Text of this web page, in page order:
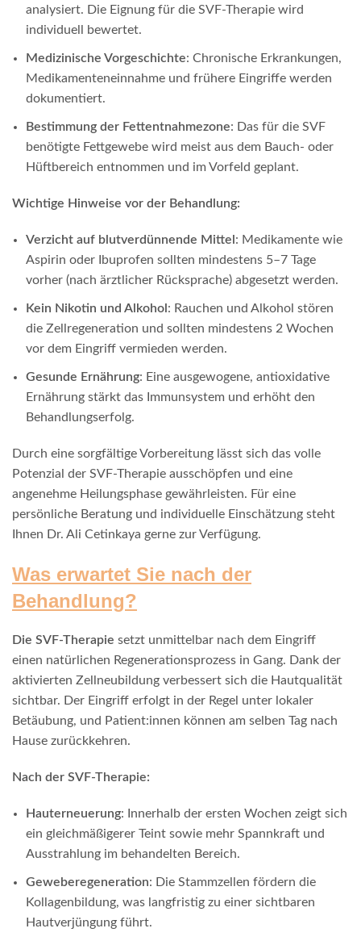
analysiert. Die Eignung für die SVF-Therapie wird
individuell bewertet.
Medizinische Vorgeschichte: Chronische Erkrankungen,
Medikamenteneinnahme und frühere Eingriffe werden
dokumentiert.
Bestimmung der Fettentnahmezone: Das für die SVF
benötigte Fettgewebe wird meist aus dem Bauch- oder
Hüftbereich entnommen und im Vorfeld geplant.
Wichtige Hinweise vor der Behandlung:
Verzicht auf blutverdünnende Mittel : Medikamente wie
Aspirin oder Ibuprofen sollten mindestens 5–7 Tage
vorher (nach ärztlicher Rücksprache) abgesetzt werden.
Kein Nikotin und Alkohol : Rauchen und Alkohol stören
die Zellregeneration und sollten mindestens 2 Wochen
vor dem Eingriff vermieden werden.
Gesunde Ernährung: Eine ausgewogene, antioxidative
Ernährung stärkt das Immunsystem und erhöht den
Behandlungserfolg.
Durch eine sorgfältige Vorbereitung lässt sich das volle
Potenzial der SVF-Therapie ausschöpfen und eine
angenehme Heilungsphase gewährleisten. Für eine
persönliche Beratung und individuelle Einschätzung steht
Ihnen Dr. Ali Cetinkaya gerne zur Verfügung.
Was erwartet Sie nach der
Behandlung?
Die SVF-Therapie setzt unmittelbar nach dem Eingriff
einen natürlichen Regenerationsprozess in Gang. Dank der
aktivierten Zellneubildung verbessert sich die Hautqualität
sichtbar. Der Eingriff erfolgt in der Regel unter lokaler
Betäubung, und Patient:innen können am selben Tag nach
Hause zurückkehren.
Nach der SVF-Therapie:
Hauterneuerung: Innerhalb der ersten Wochen zeigt sich
ein gleichmäßigerer Teint sowie mehr Spannkraft und
Ausstrahlung im behandelten Bereich.
Geweberegeneration: Die Stammzellen fördern die
Kollagenbildung, was langfristig zu einer sichtbaren
Hautverjüngung führt.